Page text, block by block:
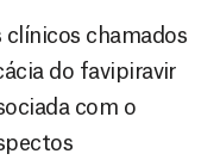
clínicos chamados
do favipiravir
com o